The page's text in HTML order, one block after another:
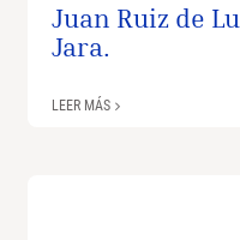
Juan Ruiz de
Jara.
LEER MÁS